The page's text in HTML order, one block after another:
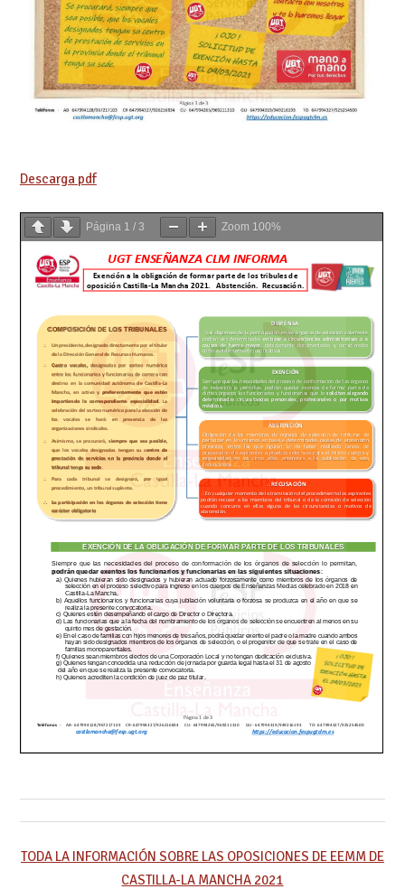
Descarga pdf
Página 1 / 3 Zoom 100%
TODA LA INFORMACIÓN SOBRE LAS OPOSICIONES DE EEMM DE
CASTILLA-LA MANCHA 2021